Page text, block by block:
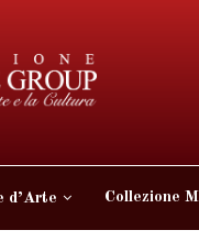
d’Arte Collezione M